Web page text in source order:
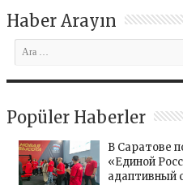
Haber Arayın
Popüler Haberler
В Саратове
«Единой
адаптивный